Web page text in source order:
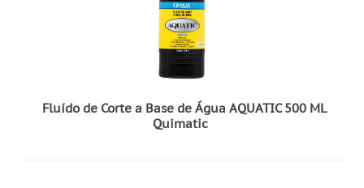
Fluído de Corte a Base de Água AQUATIC 500 ML
Quimatic